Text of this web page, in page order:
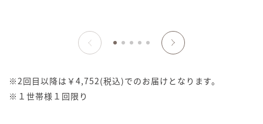
※2回目以降は￥4,752(税込)でのお届けとなります。
※１世帯様１回限り